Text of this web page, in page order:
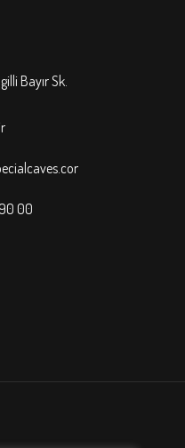
Bayır Sk.
00